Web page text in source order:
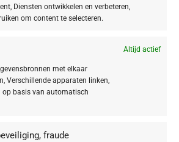
Diensten ontwikkelen en verbeteren,
om content te selecteren.
Altijd actief
met elkaar
Verschillende apparaten linken,
op basis van automatisch
fraude
Control Emulsion is gegrond in
(LMS-LIPIDSTRUCTUUR):
vloeibare lamellenstructuur
van de huid nauwkeurig
barrièrefunctie en de vochtopslag aanzienlijk,
Een combinatie van